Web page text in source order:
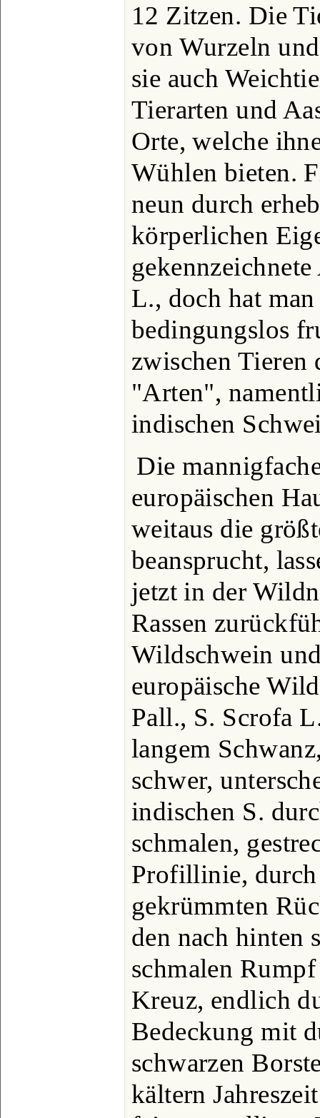
12 Zitzen. Die
von Wurzeln
sie auch
Tierarten und
Orte, welche
Wühlen bieten.
neun durch
körperlichen
L., doch hat
bedingungslos
zwischen Tieren
"Arten",
indischen
Die
europäischen
weitaus die
beansprucht,
jetzt in der
Rassen
Wildschwein
europäische
Pall., S. Scrofa
langem
schwer,
indischen S.
schmalen,
Profillinie, durch
gekrümmten
den nach hinten
schmalen
Kreuz, endlich
Bedeckung mit
schwarzen
kältern